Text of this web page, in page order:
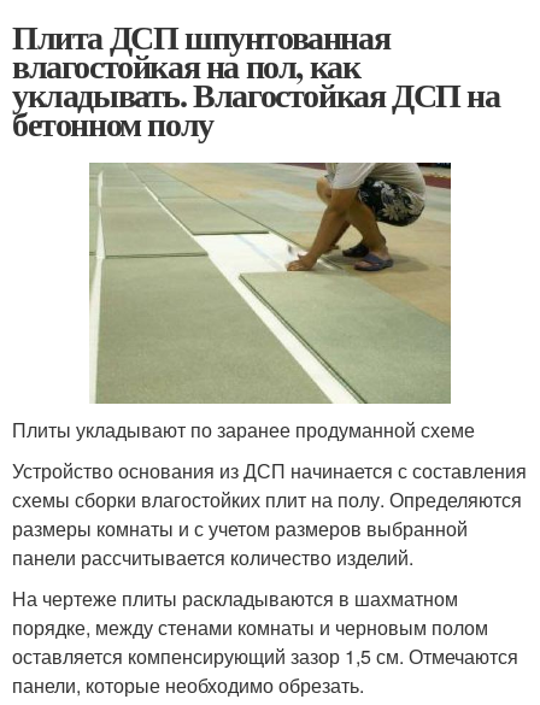
Плита ДСП шпунтованная
влагостойкая на пол, как
укладывать. Влагостойкая ДСП на
бетонном полу
Плиты укладывают по заранее продуманной схеме
Устройство основания из ДСП начинается с составления
схемы сборки влагостойких плит на полу. Определяются
размеры комнаты и с учетом размеров выбранной
панели рассчитывается количество изделий.
На чертеже плиты раскладываются в шахматном
порядке, между стенами комнаты и черновым полом
оставляется компенсирующий зазор 1,5 см. Отмечаются
панели, которые необходимо обрезать.